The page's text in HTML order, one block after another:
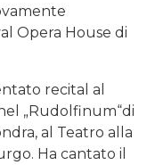
Opera House di
recital al
„Rudolfinum“di
al Teatro alla
Ha cantato il